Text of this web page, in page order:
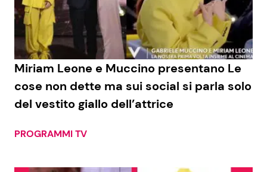
Economia
Persone Scomparse
Fiction e Serie TV
Programmi TV
Reality e Talent
Soap Opera
Miriam Leone e Muccino presentano Le
cose non dette ma sui social si parla solo
del vestito giallo dell’attrice
PROGRAMMI TV